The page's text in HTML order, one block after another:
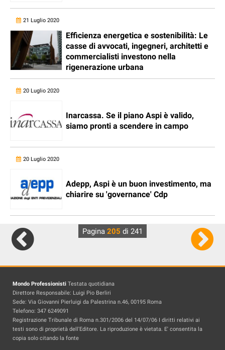
21 Luglio 2020
Efficienza energetica e sostenibilità: Le
casse di avvocati, ingegneri, architetti e
commercialisti investono nella
rigenerazione urbana
20 Luglio 2020
Inarcassa. Se il piano Aspi è valido,
siamo pronti a scendere in campo
20 Luglio 2020
Adepp, Aspi è un buon investimento, ma
chiarire su 'governance' Cdp
Pagina 205 di 241
Mondo Professionisti Testata quotidiana
Direttore Responsabile: Luigi Pio Berliri
Sede: Via Giovanni Pierluigi da Palestrina n.46, 00195 Roma
Telefono: 347 6249091
Registrazione Tribunale di Roma n.301/2006 del 14/07/06 I diritti relativi ai
testi sono di proprietà dell'Editore. La riproduzione è vietata. E' consentita la
copia solo citando la fonte